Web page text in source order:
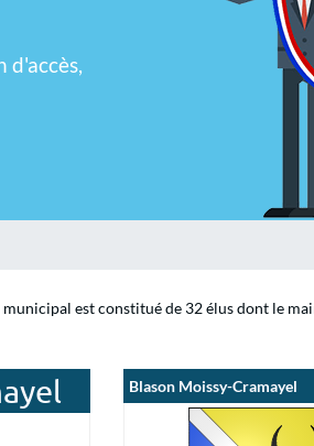
d'accès,
est constitué de 32 élus dont le
Blason Moissy-Cramayel